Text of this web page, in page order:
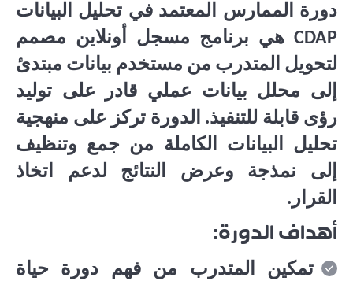
دورة الممارس المعتمد في تحليل البيانات
CDAP هي برنامج مسجل أونلاين مصمم
لتحويل المتدرب من مستخدم بيانات مبتدئ
إلى محلل بيانات عملي قادر على توليد
رؤى قابلة للتنفيذ. الدورة تركز على منهجية
تحليل البيانات الكاملة من جمع وتنظيف
إلى نمذجة وعرض النتائج لدعم اتخاذ
القرار.
أهداف الدورة:
تمكين المتدرب من فهم دورة حياة